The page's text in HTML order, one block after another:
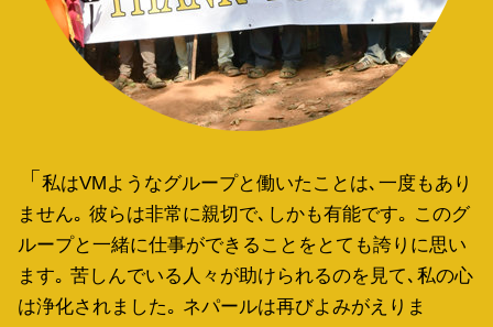
私はVMようなグループと働いたことは､一度もあり
ません｡ 彼らは非常に親切で､しかも有能です｡ このグ
ループと一緒に仕事ができることをとても誇りに思い
ます｡ 苦しんでいる人々が助けられるのを見て､私の心
は浄化されました｡ ネパールは再びよみがえりま